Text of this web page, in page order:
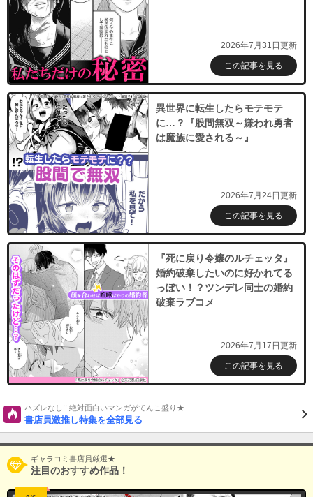
2026年7月31日更新
この記事を見る
異世界に転生したらモテモテ
に…？『股間無双～嫌われ勇者
は魔族に愛される～』
2026年7月24日更新
この記事を見る
『死に戻り令嬢のルチェッタ』
婚約破棄したいのに好かれてる
っぽい！？ツンデレ同士の婚約
破棄ラブコメ
2026年7月17日更新
この記事を見る
ハズレなし!! 絶対面白いマンガがてんこ盛り★
書店員激推し特集を全部見る
ギャラコミ書店員厳選★
注目のおすすめ作品！